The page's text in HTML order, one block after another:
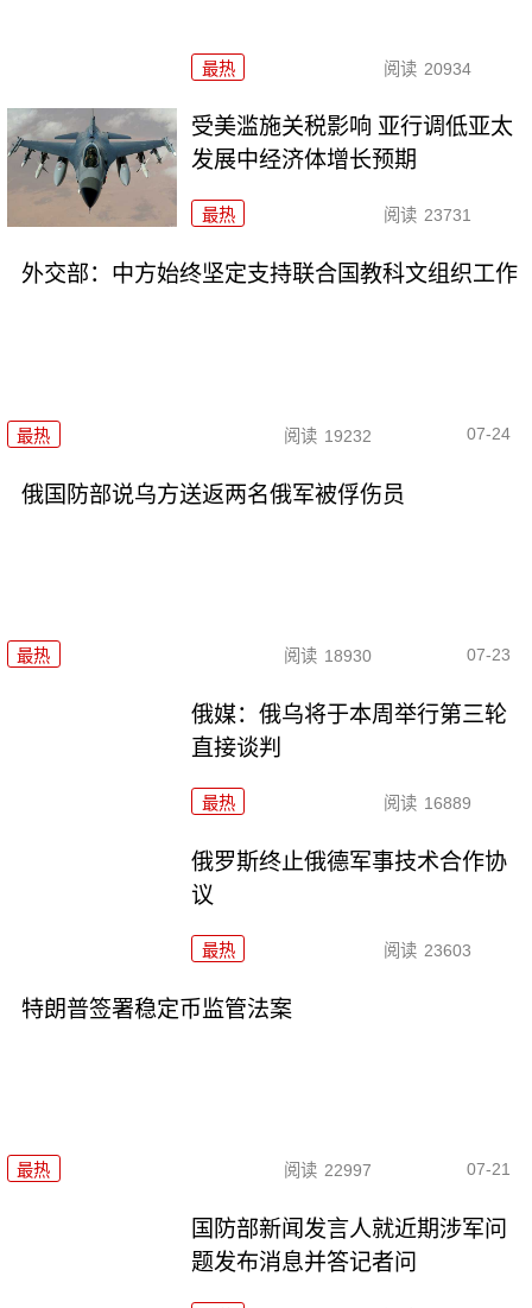
最热 阅读 20934
受美滥施关税影响 亚行调低亚太
发展中经济体增长预期
最热 阅读 23731
外交部：中方始终坚定支持联合国教科文组织工作
最热 阅读 19232 07-24
俄国防部说乌方送返两名俄军被俘伤员
最热 阅读 18930 07-23
俄媒：俄乌将于本周举行第三轮
直接谈判
最热 阅读 16889
俄罗斯终止俄德军事技术合作协
议
最热 阅读 23603
特朗普签署稳定币监管法案
最热 阅读 22997 07-21
国防部新闻发言人就近期涉军问
题发布消息并答记者问